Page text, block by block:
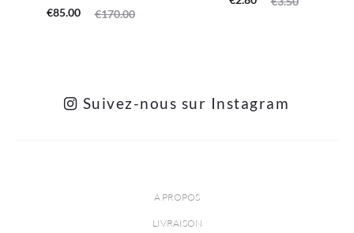
€170.00
Le
€170.00.
€85.00
Le
Suivez-nous sur Instagram
A PROPOS
LIVRAISON